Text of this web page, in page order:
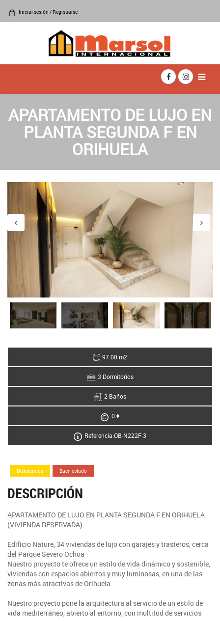
Iniciar sesión / Registrarse
APARTAMENTO DE LUJO EN
PLANTA SEGUNDA F EN
ORIHUELA
97.00 m2
3 Dormitorios
2 Baños
0 €
Referencia:OB-N222F-3
Destacados Buen estado
DESCRIPCIÓN
APARTAMENTO DE LUJO EN PLANTA SEGUNDA F EN ORIHUELA
(VIVIENDA RESERVADA).
Edificio Nature, 34 viviendas de lujo con garajes y trasteros, cerca
del Parque Severo Ochoa
Nuestro proyecto te ofrece un estilo de vida dinámico y sostenible,
viviendas con espacios abiertos y muy luminosas, en una de las
zonas más atractivas de Orihuela
Nuestro proyecto pone la arquitectura al servicio de un estilo de
vida mediterráneo, abierto al entorno, con multitud de servicios